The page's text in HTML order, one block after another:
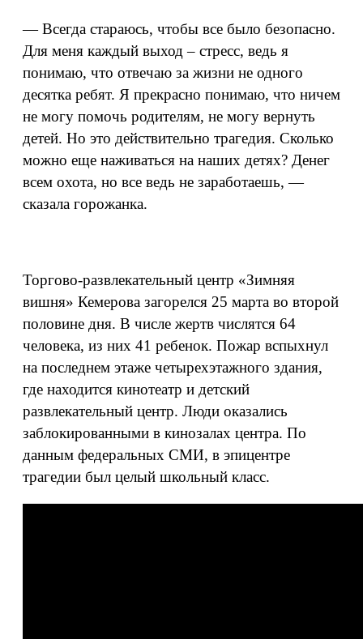
— Всегда стараюсь, чтобы все было безопасно.
Для меня каждый выход – стресс, ведь я
понимаю, что отвечаю за жизни не одного
десятка ребят. Я прекрасно понимаю, что ничем
не могу помочь родителям, не могу вернуть
детей. Но это действительно трагедия. Сколько
можно еще наживаться на наших детях? Денег
всем охота, но все ведь не заработаешь, —
сказала горожанка.
Торгово-развлекательный центр «Зимняя
вишня» Кемерова загорелся 25 марта во второй
половине дня. В числе жертв числятся 64
человека, из них 41 ребенок. Пожар вспыхнул
на последнем этаже четырехэтажного здания,
где находится кинотеатр и детский
развлекательный центр. Люди оказались
заблокированными в кинозалах центра. По
данным федеральных СМИ, в эпицентре
трагедии был целый школьный класс.